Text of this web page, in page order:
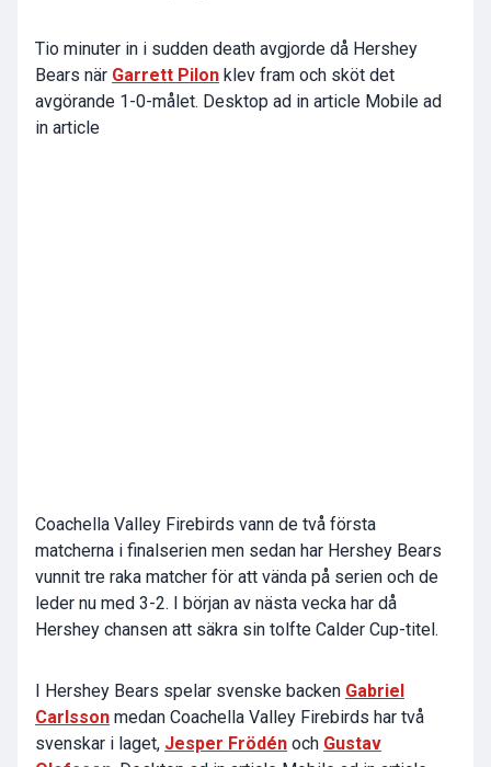
Tio minuter in i sudden death avgjorde då Hershey
Bears när Garrett Pilon klev fram och sköt det
avgörande 1-0-målet. Desktop ad in article Mobile ad
in article
Coachella Valley Firebirds vann de två första
matcherna i finalserien men sedan har Hershey Bears
vunnit tre raka matcher för att vända på serien och de
leder nu med 3-2. I början av nästa vecka har då
Hershey chansen att säkra sin tolfte Calder Cup-titel.
I Hershey Bears spelar svenske backen Gabriel
Carlsson medan Coachella Valley Firebirds har två
svenskar i laget, Jesper Frödén och Gustav